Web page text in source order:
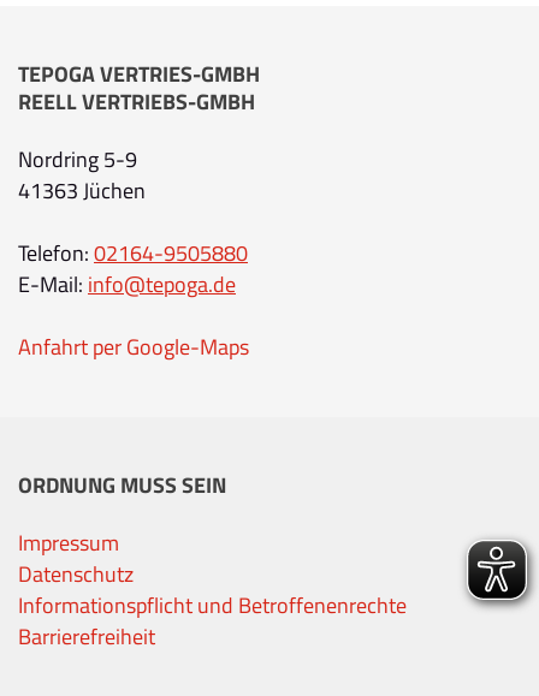
TEPOGA VERTRIES-GMBH
REELL VERTRIEBS-GMBH
Nordring 5-9
41363 Jüchen
Telefon:02164-9505880
E-Mail: info@tepoga.de
Anfahrt per Google-Maps
ORDNUNG MUSS SEIN
Impressum
Datenschutz
Informationspflicht und Betroffenenrechte
Barrierefreiheit